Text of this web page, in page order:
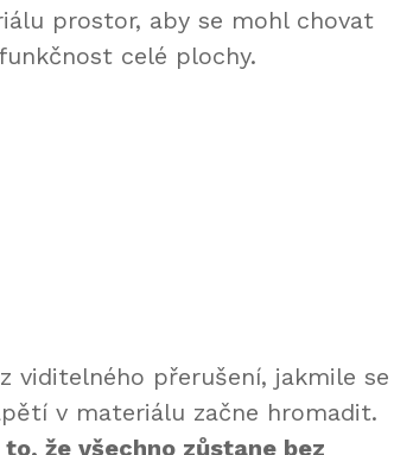
prostor, aby se mohl chovat
celé plochy.
viditelného přerušení, jakmile se
v materiálu začne hromadit.
že všechno zůstane bez